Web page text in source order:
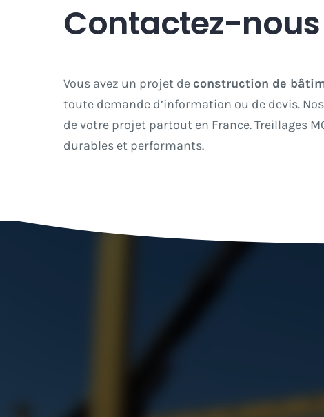
Contactez-
Vous avez un projet de construction de
toute demande d’information ou de devis.
de votre projet partout en France. Treillages
durables et performants.